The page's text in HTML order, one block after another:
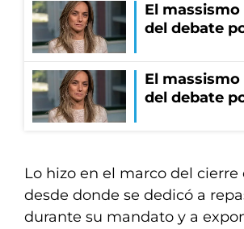
El
del debate
El
del debate
Lo hizo en el marco del cierre
desde donde se dedicó a
durante su mandato y a